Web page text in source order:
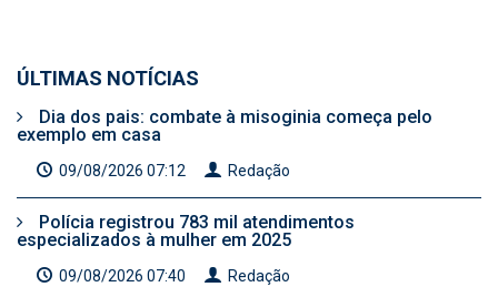
ÚLTIMAS NOTÍCIAS
Dia dos pais: combate à misoginia começa pelo
exemplo em casa
09/08/2026 07:12 Redação
Polícia registrou 783 mil atendimentos
especializados à mulher em 2025
09/08/2026 07:40 Redação